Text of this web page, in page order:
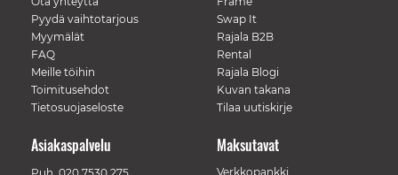
Pyydä vaihtotarjous
Myymälät
FAQ
Meille töihin
Toimitusehdot
Tietosuojaseloste
Swap It
Rajala B2B
Rental
Rajala Blogi
Kuvan takana
Tilaa uutiskirje
Maksutavat
Verkkopankki
Asiakaspalvelu